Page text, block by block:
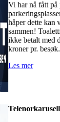
Vi har nå fått på
håper dette kan
sammen!
ikke betalt med
kroner pr. besøk.
Les mer